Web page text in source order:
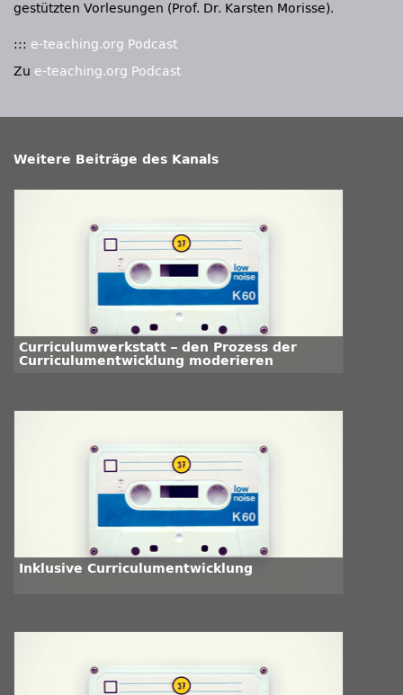
gestützten Vorlesungen (Prof. Dr. Karsten Morisse).
::: e-teaching.org Podcast
Zu e-teaching.org Podcast
Weitere Beiträge des Kanals
Curriculumwerkstatt – den Prozess der
Curriculumentwicklung moderieren
Inklusive Curriculumentwicklung